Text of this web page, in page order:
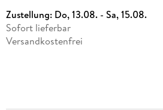
Zustellung: Do, 13.08. - Sa, 15.08.
Sofort lieferbar
Versandkostenfrei